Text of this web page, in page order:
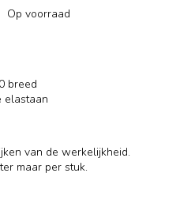
Op voorraad
breed
elastaan
van de werkelijkheid.
maar per stuk.